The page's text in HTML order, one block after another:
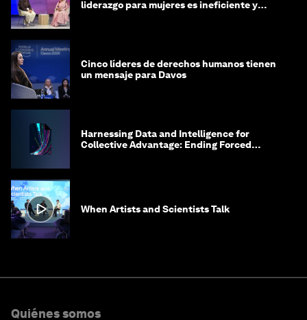
liderazgo para mujeres es ineficiente y
Cinco líderes de derechos humanos tienen
un mensaje para Davos
Harnessing Data and Intelligence for
Collective Advantage: Ending Forced
When Artists and Scientists Talk
Quiénes somos